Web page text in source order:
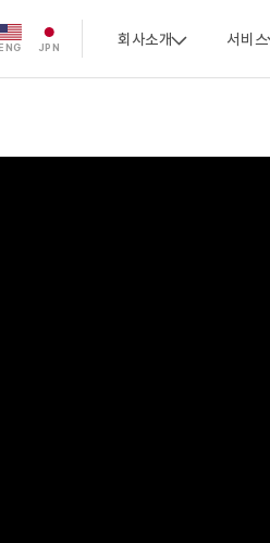
JPN 회사소개 서비스